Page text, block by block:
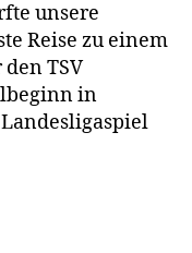
unsere
Reise zu einem
TSV
in